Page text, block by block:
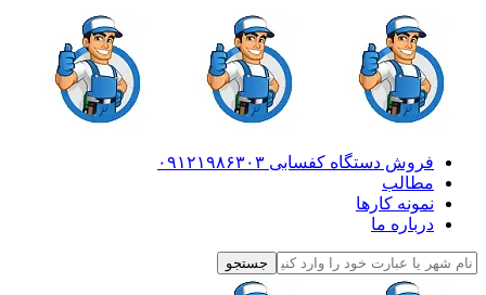
فروش دستگاه کفسابی ۰۹۱۲۱۹۸۶۳۰۳
مطالب
نمونه کارها
درباره ما